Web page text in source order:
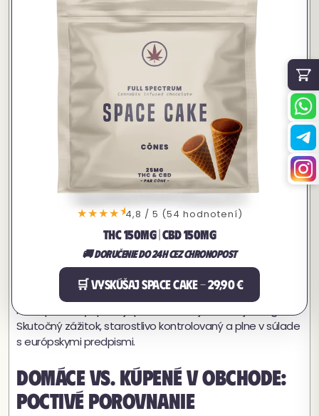
Legislatíva o konope sa výrazne líši od krajiny ku krajine. V
mnohých európskych krajinách zostáva držanie,
konzumácia a výroba konope obsahujúceho THC prísne
kontrolovaná alebo zakázaná. Výroba cannabis koláča s
tradičným konopm doma môže byť vo vašej jurisdikcii
Avšak v posledných rokoch vznikla kategória produktov:
jedlé produkty z priemyselného konope s obsahom THC
pod právnym prahom (0,3% v EÚ, 0,2% v niektorých
krajinách). Tieto produkty neposkytujú rovnaké účinky ako
tradičný space cake, ale ponúkajú jemný, legálny zážitok.
V praxi, ak chceš preskúmať jedlé produkty bez právneho
rizika, sú k dispozícii dve možnosti:
CBD produkty (nepsychoaktívne, legálne v celej
Legálne THC jedlé produkty, vyrobené z
certifikovaného konope a laboratórne testované
Naše produkty spadajú presne do tejto druhej kategórie.
Skutočný zážitok, starostlivo kontrolovaný a plne v súlade
s európskymi predpismi.
Domáce vs. kúpené v obchode:
poctivé porovnanie
★★★★★4,8 / 5 (54 hodnotení)
THC 150MG | CBD 150MG
🚚 Doručenie do 24h cez Chronopost
🛒 VYSKÚŠAJ SPACE CAKE - 29,90 €